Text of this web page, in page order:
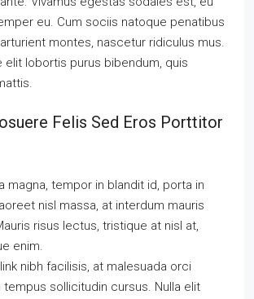
eu. Cum sociis natoque penatibus
montes, nascetur ridiculus mus.
elit lobortis purus bibendum, quis
Felis Sed Eros Porttitor
magna, tempor in blandit id, porta in
nisl massa, at interdum mauris
risus lectus, tristique at nisl at,
enim.
nibh facilisis, at malesuada orci
tempus sollicitudin cursus. Nulla elit